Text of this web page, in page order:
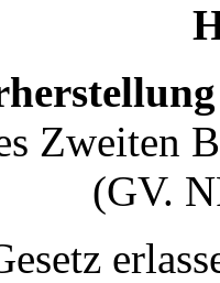
Zweiten
(GV.